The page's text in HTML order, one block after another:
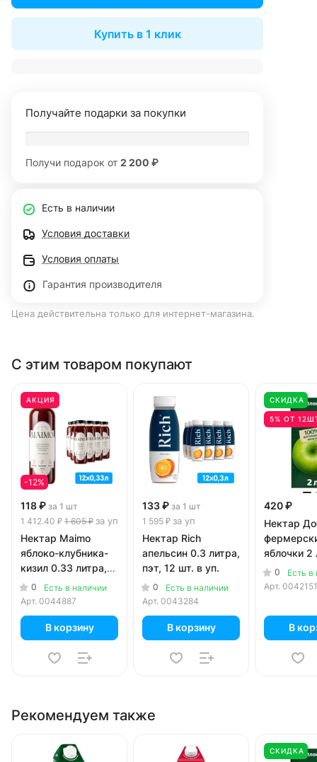
Купить в 1 клик
Получайте подарки за покупки
Получи подарок от 2 200 ₽
Есть в наличии
Условия доставки
Условия оплаты
Гарантия производителя
Цена действительна только для интернет-магазина.
С этим товаром покупают
АКЦИЯ
-12%
118 ₽ за 1 шт
1 412.40 ₽ 1 605 ₽ за уп
Нектар Maimo
яблоко-клубника-
кизил 0.33 литра,
стекло, 12 шт. в уп.
0
Есть в наличии
Арт. 0044887
В корзину
133 ₽ за 1 шт
1 595 ₽ за уп
Нектар Rich
апельсин 0.3 литра,
пэт, 12 шт. в уп.
0
Есть в наличии
Арт. 0043284
В корзину
СКИДКА
5% ОТ
420 ₽
Нектар
яблочки 2
0
Есть в
Арт. 0042151
В
Рекомендуем также
СКИДКА